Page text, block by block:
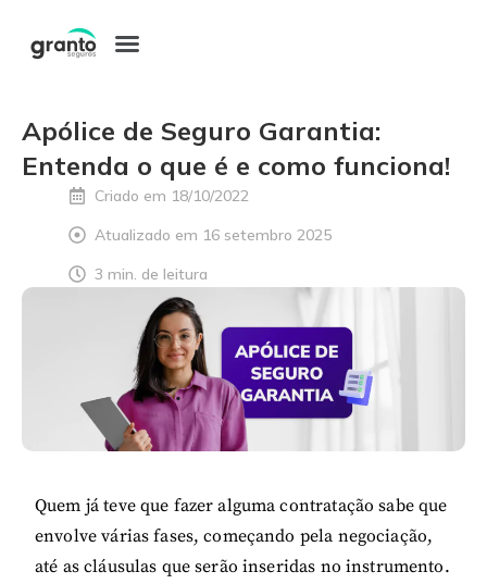
Pular
conteúdo
Apólice de Seguro Garantia:
Entenda o que é e como funciona!
Criado em 18/10/2022
Atualizado em 16 setembro 2025
3 min. de leitura
Quem já teve que fazer alguma contratação sabe que
envolve várias fases, começando pela negociação,
até as cláusulas que serão inseridas no instrumento.